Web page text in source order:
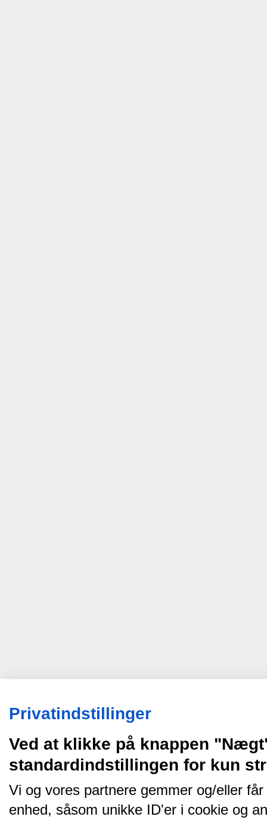
Privatindstillinger
Ved at klikke på knappen
standardindstillingen for kun
Vi og vores partnere gemmer og/eller
enhed, såsom unikke ID'er i cookie og